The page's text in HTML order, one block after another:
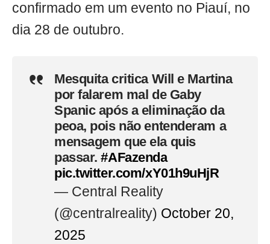
confirmado em um evento no Piauí, no
dia 28 de outubro.
Mesquita critica Will e Martina
por falarem mal de Gaby
Spanic após a eliminação da
peoa, pois não entenderam a
mensagem que ela quis
passar.#AFazenda
pic.twitter.com/xY01h9uHjR
— Central Reality
(@centralreality) October 20,
2025